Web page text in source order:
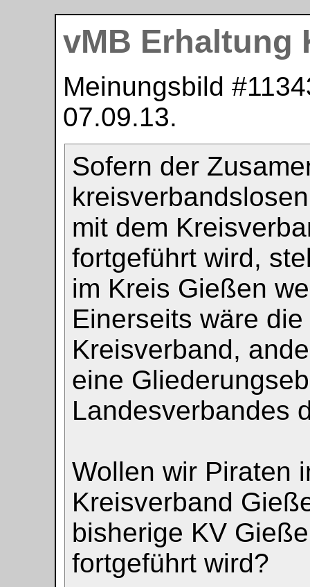
vMB Erhaltung
Meinungsbild #
07.09.13.
Sofern der
mit dem
fortgeführt wird,
im Kreis Gießen
Einerseits wäre
Kreisverband,
eine
Landesverbandes
Wollen wir Piraten
Kreisverband
bisherige KV
fortgeführt wird?